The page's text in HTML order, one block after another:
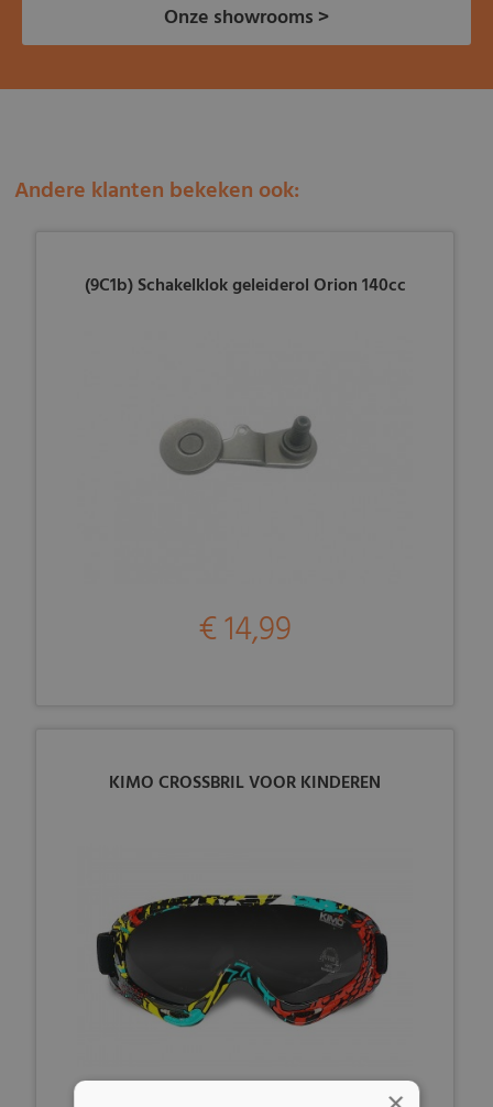
Onze showrooms >
Andere klanten bekeken ook:
(9C1b) Schakelklok geleiderol Orion 140cc
€ 14,99
KIMO CROSSBRIL VOOR KINDEREN